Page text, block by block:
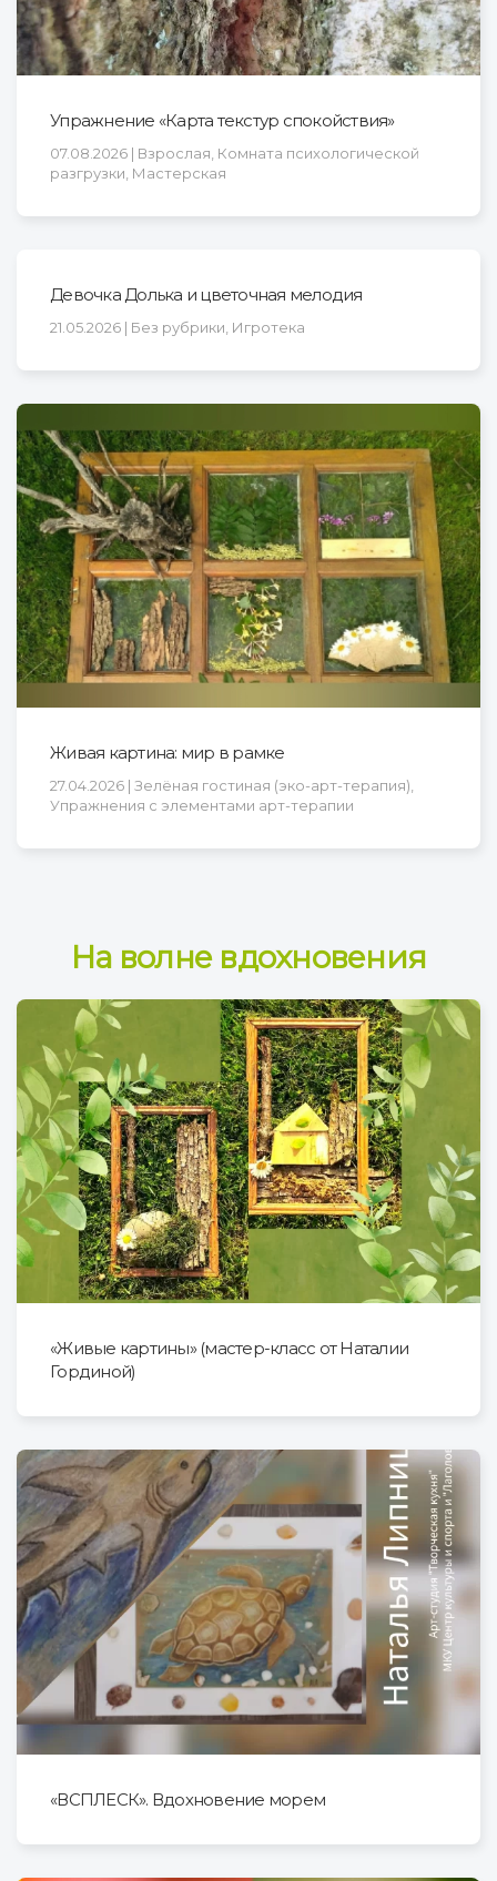
Упражнение «Карта текстур спокойствия»
07.08.2026 | Взрослая, Комната психологической
разгрузки, Мастерская
Девочка Долька и цветочная мелодия
21.05.2026 | Без рубрики, Игротека
Живая картина: мир в рамке
27.04.2026 | Зелёная гостиная (эко-арт-терапия),
Упражнения с элементами арт-терапии
На волне вдохновения
«Живые картины» (мастер-класс от Наталии
Гординой)
«ВСПЛЕСК». Вдохновение морем